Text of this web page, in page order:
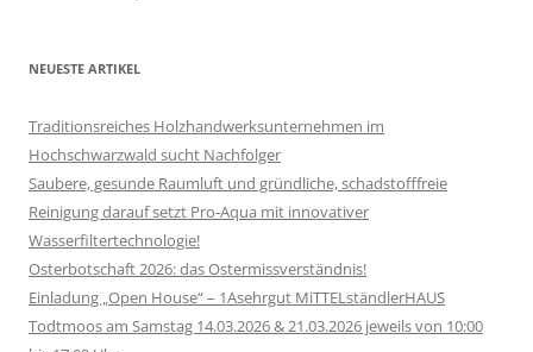
NEUESTE ARTIKEL
Traditionsreiches Holzhandwerksunternehmen im
Hochschwarzwald sucht Nachfolger
Saubere, gesunde Raumluft und gründliche, schadstofffreie
Reinigung darauf setzt Pro-Aqua mit innovativer
Wasserfiltertechnologie!
Osterbotschaft 2026: das Ostermissverständnis!
Einladung „Open House“ – 1Asehrgut MiTTELständlerHAUS
Todtmoos am Samstag 14.03.2026 & 21.03.2026 jeweils von 10:00